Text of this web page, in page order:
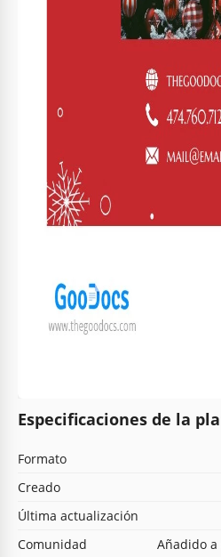
Especificaciones de la
Formato
Creado
Última actualización
Comunidad
Añadido a